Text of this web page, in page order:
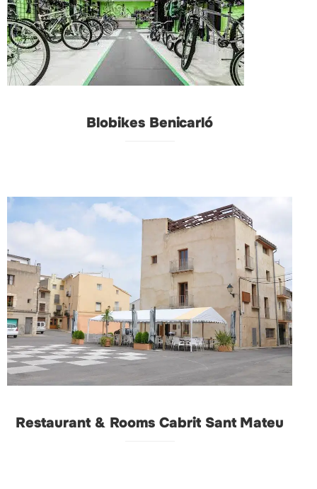
Blobikes Benicarló
Restaurant & Rooms Cabrit Sant Mateu